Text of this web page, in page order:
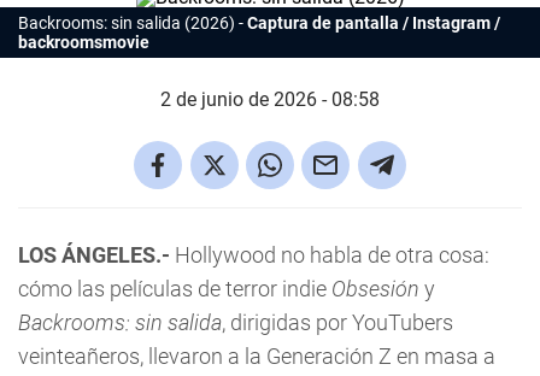
Backrooms: sin salida (2026)
Captura de pantalla / Instagram /
backroomsmovie
2 de junio de 2026 - 08:58
LOS ÁNGELES.- Hollywood no habla de otra cosa:
cómo las películas de terror indie Obsesión y
Backrooms: sin salida, dirigidas por YouTubers
veinteañeros, llevaron a la Generación Z en masa a